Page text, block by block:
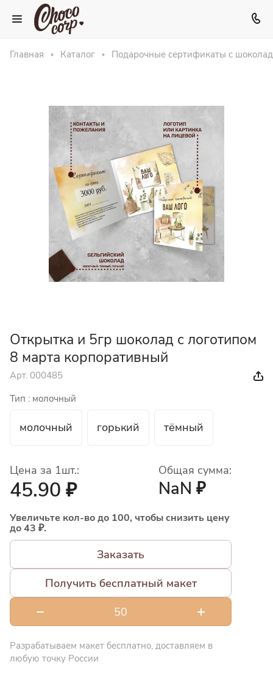
Главная Каталог Подарочные сертификаты с
Открытка и 5гр шоколад с логотипом
8 марта корпоративный
Арт. 000485
Тип : молочный
молочный горький тёмный
Цена за 1шт.:
45.90 ₽
Общая сумма:
NaN ₽
Увеличьте кол-во до 100, чтобы снизить цену
до 43 ₽.
Заказать
Получить бесплатный макет
Разрабатываем макет бесплатно, доставляем в
любую точку России